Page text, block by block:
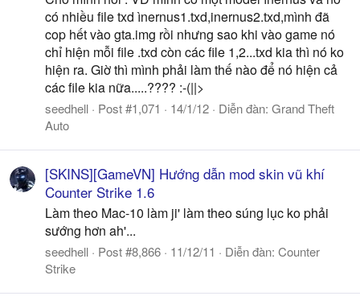
có nhiều file txd ìnernus1.txd,inernus2.txd,mình đã
cop hết vào gta.img rồi nhưng sao khi vào game nó
chỉ hiện mỗi file .txd còn các file 1,2...txd kia thì nó ko
hiện ra. Giờ thì mình phải làm thế nào để nó hiện cả
các file kia nữa.....???? :-(||>
seedhell Post #1,071 14/1/12 Diễn đàn: Grand Theft
Auto
[SKINS][GameVN] Hướng dẫn mod skin vũ khí
Counter Strike 1.6
Làm theo Mac-10 làm ji' làm theo súng lục ko phải
sướng hơn ah'...
seedhell Post #8,866 11/12/11 Diễn đàn: Counter
Strike